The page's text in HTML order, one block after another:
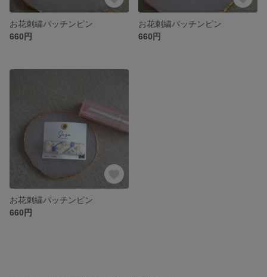
お花刺繍パッチンピン
660円
お花刺繍パッチンピン
660円
お花刺繍パッチンピン
660円